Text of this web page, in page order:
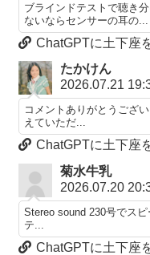
ブラインドテストで聴き
ないならセンサーの耳の...
ChatGPTに土下座
たかけん
2026.07.21
コメントありがとうござ
えていただ...
ChatGPTに土下座
菊水牛乳
2026.07.20
Stereo sound 230号でス
テ...
ChatGPTに土下座